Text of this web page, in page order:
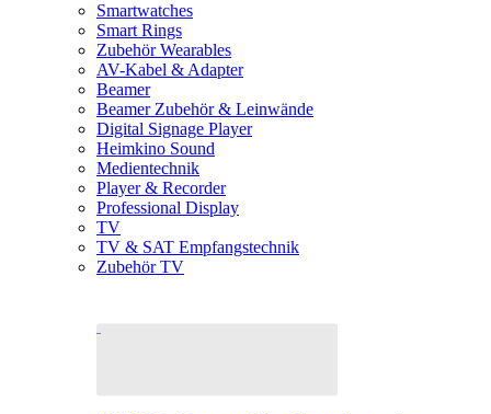
Smartwatches
Smart Rings
Zubehör Wearables
AV-Kabel & Adapter
Beamer
Beamer Zubehör & Leinwände
Digital Signage Player
Heimkino Sound
Medientechnik
Player & Recorder
Professional Display
TV
TV & SAT Empfangstechnik
Zubehör TV